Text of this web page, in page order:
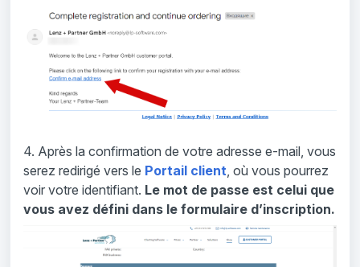
4. Après la confirmation de votre adresse e-mail, vous
serez redirigé vers le Portail client, où vous pourrez
voir votre identifiant. Le mot de passe est celui que
vous avez défini dans le formulaire d’inscription.